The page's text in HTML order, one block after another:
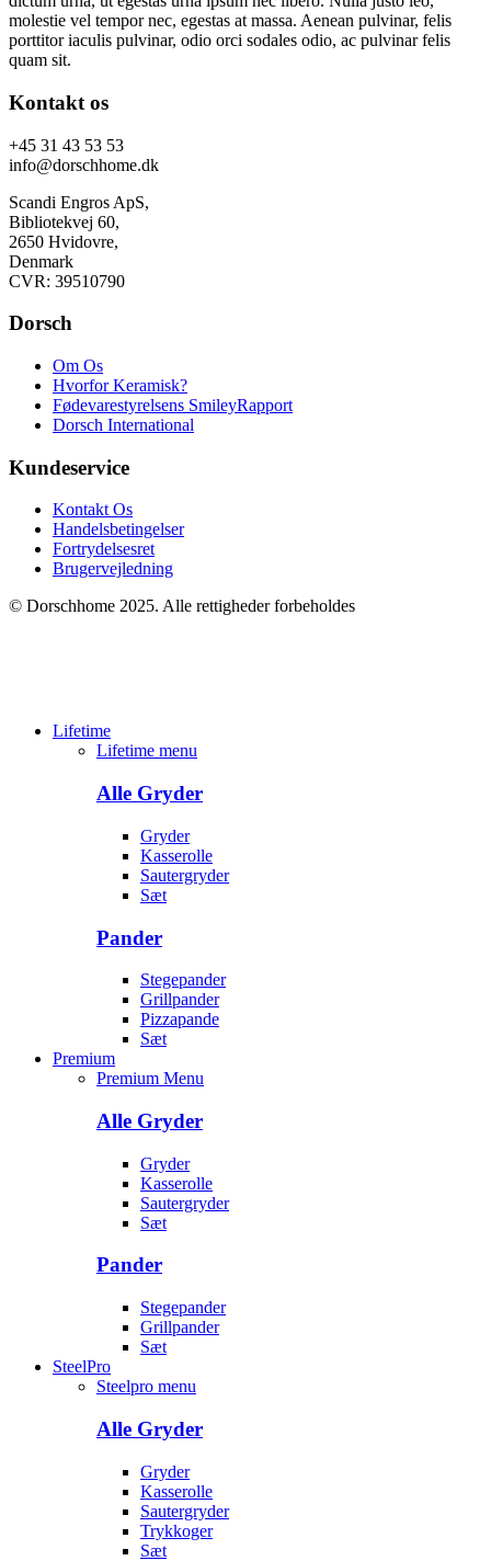
molestie vel tempor nec, egestas at massa. Aenean pulvinar, felis
porttitor iaculis pulvinar, odio orci sodales odio, ac pulvinar felis
quam sit.
Kontakt os
+45 31 43 53 53
info@dorschhome.dk
Scandi Engros ApS,
Bibliotekvej 60,
2650 Hvidovre,
Denmark
CVR: 39510790
Dorsch
Om Os
Hvorfor Keramisk?
Fødevarestyrelsens SmileyRapport
Dorsch International
Kundeservice
Kontakt Os
Handelsbetingelser
Fortrydelsesret
Brugervejledning
© Dorschhome 2025. Alle rettigheder forbeholdes
Lifetime
Lifetime menu
Alle Gryder
Gryder
Kasserolle
Sautergryder
Sæt
Pander
Stegepander
Grillpander
Pizzapande
Sæt
Premium
Premium Menu
Alle Gryder
Gryder
Kasserolle
Sautergryder
Sæt
Pander
Stegepander
Grillpander
Sæt
SteelPro
Steelpro menu
Alle Gryder
Gryder
Kasserolle
Sautergryder
Trykkoger
Sæt